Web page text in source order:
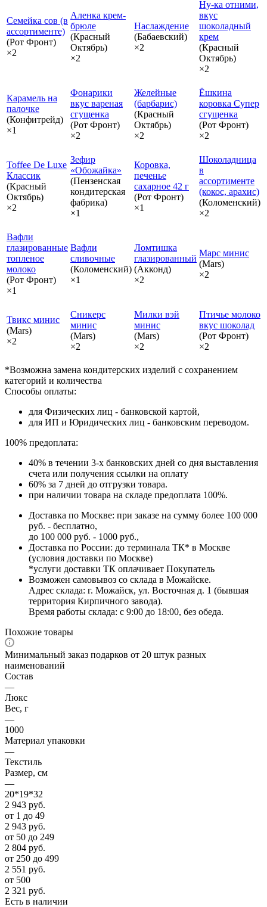
Семейка сов (в
ассортименте)
(Рот Фронт)
×2
Аленка крем-
брюле
(Красный
Октябрь)
×2
Наслаждение
(Бабаевский)
×2
Ну-ка отними,
вкус
шоколадный
крем
(Красный
Октябрь)
×2
Карамель на
палочке
(Конфитрейд)
×1
Фонарики
вкус вареная
сгущенка
(Рот Фронт)
×2
Желейные
(барбарис)
(Красный
Октябрь)
×2
Ёшкина
коровка Супер
сгущенка
(Рот Фронт)
×2
Toffee De Luxe
Классик
(Красный
Октябрь)
×2
Зефир
«Обожайка»
(Пензенская
кондитерская
фабрика)
×1
Коровка,
печенье
сахарное 42 г
(Рот Фронт)
×1
Шоколадница
в
ассортименте
(кокос, арахис)
(Коломенский)
×2
Вафли
глазированные
топленое
молоко
(Рот Фронт)
×1
Вафли
сливочные
(Коломенский)
×1
Ломтишка
глазированный
(Акконд)
×2
Марс минис
(Mars)
×2
Твикс минис
(Mars)
×2
Сникерс
минис
(Mars)
×2
Милки вэй
минис
(Mars)
×2
Птичье молоко
вкус шоколад
(Рот Фронт)
×2
*Возможна замена кондитерских изделий с сохранением
категорий и количества
Способы оплаты:
для Физических лиц - банковской картой,
для ИП и Юридических лиц - банковским переводом.
100% предоплата:
40% в течении 3-х банковских дней со дня выставления
счета или получения ссылки на оплату
60% за 7 дней до отгрузки товара.
при наличии товара на складе предоплата 100%.
Доставка по Москве: при заказе на сумму более 100 000
руб. - бесплатно,
до 100 000 руб. - 1000 руб.,
Доставка по России: до терминала ТК* в Москве
(условия доставки по Москве)
*услуги доставки ТК оплачивает Покупатель
Возможен самовывоз со склада в Можайске.
Адрес склада: г. Можайск, ул. Восточная д. 1 (бывшая
территория Кирпичного завода).
Время работы склада: с 9:00 до 18:00, без обеда.
Похожие товары
Минимальный заказ подарков от 20 штук разных
наименований
Состав
—
Люкс
Вес, г
—
1000
Материал упаковки
—
Текстиль
Размер, см
—
20*19*32
2 943 руб.
от 1 до 49
2 943 руб.
от 50 до 249
2 804 руб.
от 250 до 499
2 551 руб.
от 500
2 321 руб.
Есть в наличии